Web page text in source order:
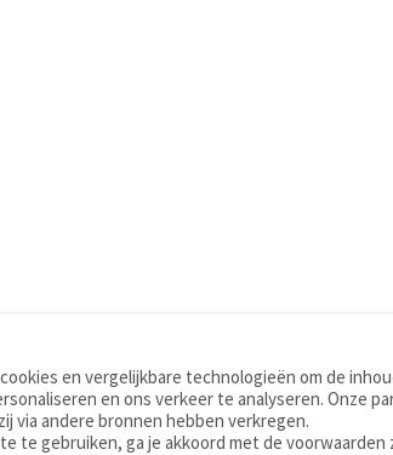
TOOLS
Apps
Mobiel
Nederlands -
Nederlands - Duits
en vergelijkbare technologieën om de
en ons verkeer te analyseren. Onze
via andere bronnen hebben verkregen.
te gebruiken, ga je akkoord met de voorwaarden